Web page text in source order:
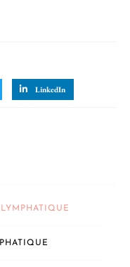
LinkedIn